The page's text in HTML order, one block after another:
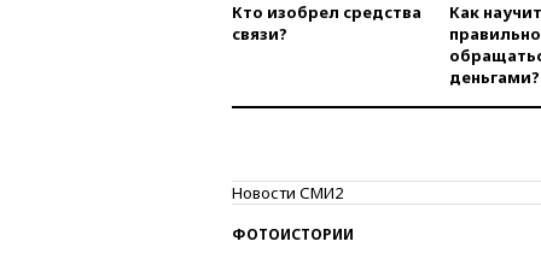
Кто изобрел средства
связи?
Как
правильно
деньгами?
Новости СМИ2
ФОТОИСТОРИИ